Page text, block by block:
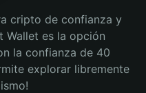
cripto de confianza y
Wallet es la opción
la confianza de 40
explorar libremente